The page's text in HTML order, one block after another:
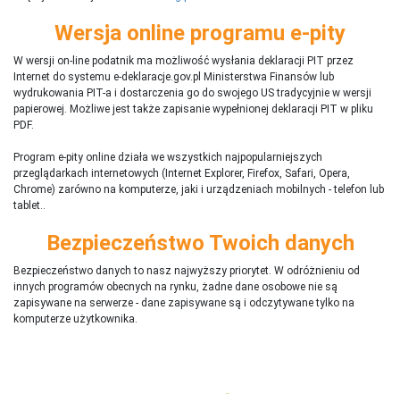
Wersja online programu e-pity
W wersji on-line podatnik ma możliwość wysłania deklaracji PIT przez
Internet do systemu e-deklaracje.gov.pl Ministerstwa Finansów lub
wydrukowania PIT-a i dostarczenia go do swojego US tradycyjnie w wersji
papierowej. Możliwe jest także zapisanie wypełnionej deklaracji PIT w pliku
PDF.
Program e-pity online działa we wszystkich najpopularniejszych
przeglądarkach internetowych (Internet Explorer, Firefox, Safari, Opera,
Chrome) zarówno na komputerze, jaki i urządzeniach mobilnych - telefon lub
tablet..
Bezpieczeństwo Twoich danych
Bezpieczeństwo danych to nasz najwyższy priorytet. W odróżnieniu od
innych programów obecnych na rynku, żadne dane osobowe nie są
zapisywane na serwerze - dane zapisywane są i odczytywane tylko na
komputerze użytkownika.